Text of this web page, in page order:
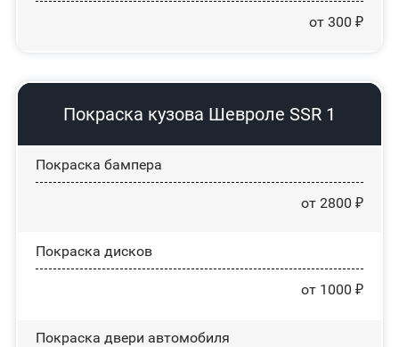
от 300 ₽
Покраска кузова Шевроле SSR 1
Покраска бампера
от 2800 ₽
Покраска дисков
от 1000 ₽
Покраска двери автомобиля